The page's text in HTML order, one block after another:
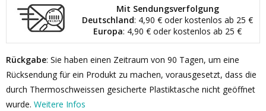
Mit Sendungsverfolgung
Deutschland: 4,90 € oder kostenlos ab 25 €
Europa: 4,90 € oder kostenlos ab 25 €
Rückgabe: Sie haben einen Zeitraum von 90 Tagen, um eine
Rücksendung für ein Produkt zu machen, vorausgesetzt, dass die
durch Thermoschweissen gesicherte Plastiktasche nicht geöffnet
wurde. Weitere Infos